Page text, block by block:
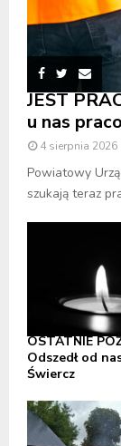
JEST
u nas
4 sierpnia 2026
Powiatowy
szukają teraz
OSTATNIE
Odszedł od
Świercz